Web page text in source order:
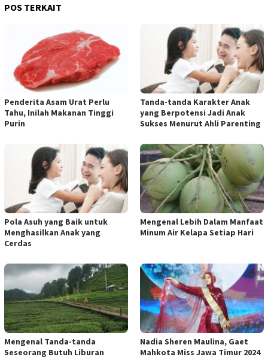
POS TERKAIT
Penderita Asam Urat Perlu
Tahu, Inilah Makanan Tinggi
Purin
Tanda-tanda Karakter Anak
yang Berpotensi Jadi Anak
Sukses Menurut Ahli Parenting
Pola Asuh yang Baik untuk
Menghasilkan Anak yang
Cerdas
Mengenal Lebih Dalam Manfaat
Minum Air Kelapa Setiap Hari
Mengenal Tanda-tanda
Seseorang Butuh Liburan
Nadia Sheren Maulina, Gaet
Mahkota Miss Jawa Timur 2024